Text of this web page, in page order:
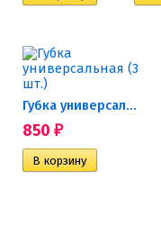
Губка универсальная (3 шт.)
850 ₽